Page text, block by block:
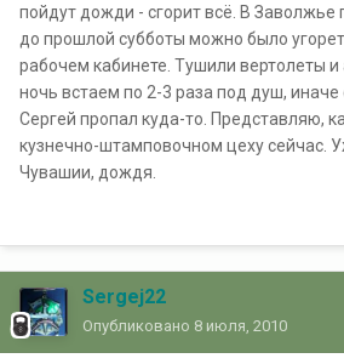
пойдут дожди - сгорит всё. В Заволжье
до прошлой субботы можно было
рабочем кабинете. Тушили вертолеты
ночь встаем по 2-3 раза под душ, иначе
Сергей пропал куда-то. Представляю,
кузнечно-штамповочном цеху сейчас.
Чувашии, дождя.
Sergej22
Опубликовано 8 июля, 2010